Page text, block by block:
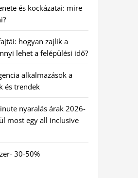
és kockázatai: mire
hogyan zajlik a
lehet a felépülési idő?
alkalmazások a
és trendek
nyaralás árak 2026-
most egy all inclusive
30-50%